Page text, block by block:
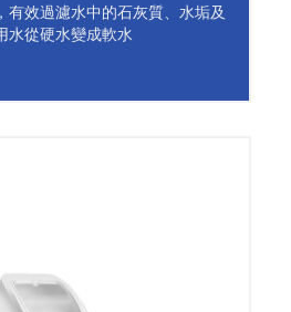
有效過濾水中的石灰質、水垢及
水從硬水變成軟水